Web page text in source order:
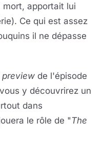
apportait lui
Ce qui est assez
il ne dépasse
preview de l'épisode
y découvrirez un
dans
le rôle de "The